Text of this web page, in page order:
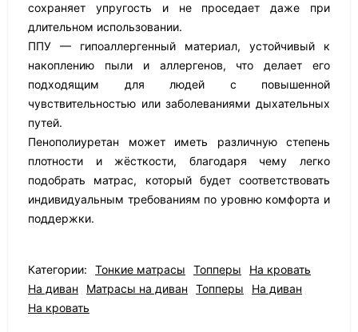
сохраняет упругость и не проседает даже при
длительном использовании.
ППУ — гипоаллергенный материал, устойчивый к
накоплению пыли и аллергенов, что делает его
подходящим для людей с повышенной
чувствительностью или заболеваниями дыхательных
путей.
Пенополиуретан может иметь различную степень
плотности и жёсткости, благодаря чему легко
подобрать матрас, который будет соответствовать
индивидуальным требованиям по уровню комфорта и
поддержки.
Категории: Тонкие матрасы Топперы
На кровать
На диван
Матрасы на диван Топперы
На диван
На кровать